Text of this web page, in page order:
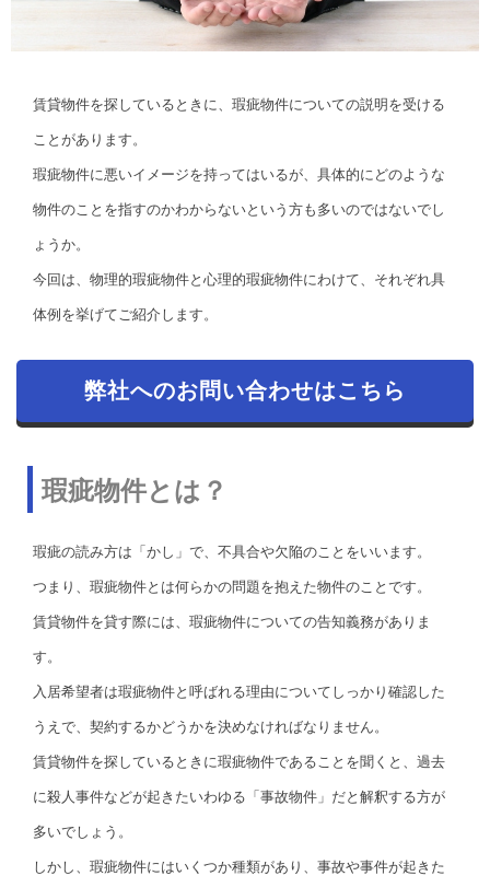
賃貸物件を探しているときに、瑕疵物件についての説明を受ける
ことがあります。
瑕疵物件に悪いイメージを持ってはいるが、具体的にどのような
物件のことを指すのかわからないという方も多いのではないでし
ょうか。
今回は、物理的瑕疵物件と心理的瑕疵物件にわけて、それぞれ具
体例を挙げてご紹介します。
弊社へのお問い合わせはこちら
瑕疵物件とは？
瑕疵の読み方は「かし」で、不具合や欠陥のことをいいます。
つまり、瑕疵物件とは何らかの問題を抱えた物件のことです。
賃貸物件を貸す際には、瑕疵物件についての告知義務がありま
す。
入居希望者は瑕疵物件と呼ばれる理由についてしっかり確認した
うえで、契約するかどうかを決めなければなりません。
賃貸物件を探しているときに瑕疵物件であることを聞くと、過去
に殺人事件などが起きたいわゆる「事故物件」だと解釈する方が
多いでしょう。
しかし、瑕疵物件にはいくつか種類があり、事故や事件が起きた